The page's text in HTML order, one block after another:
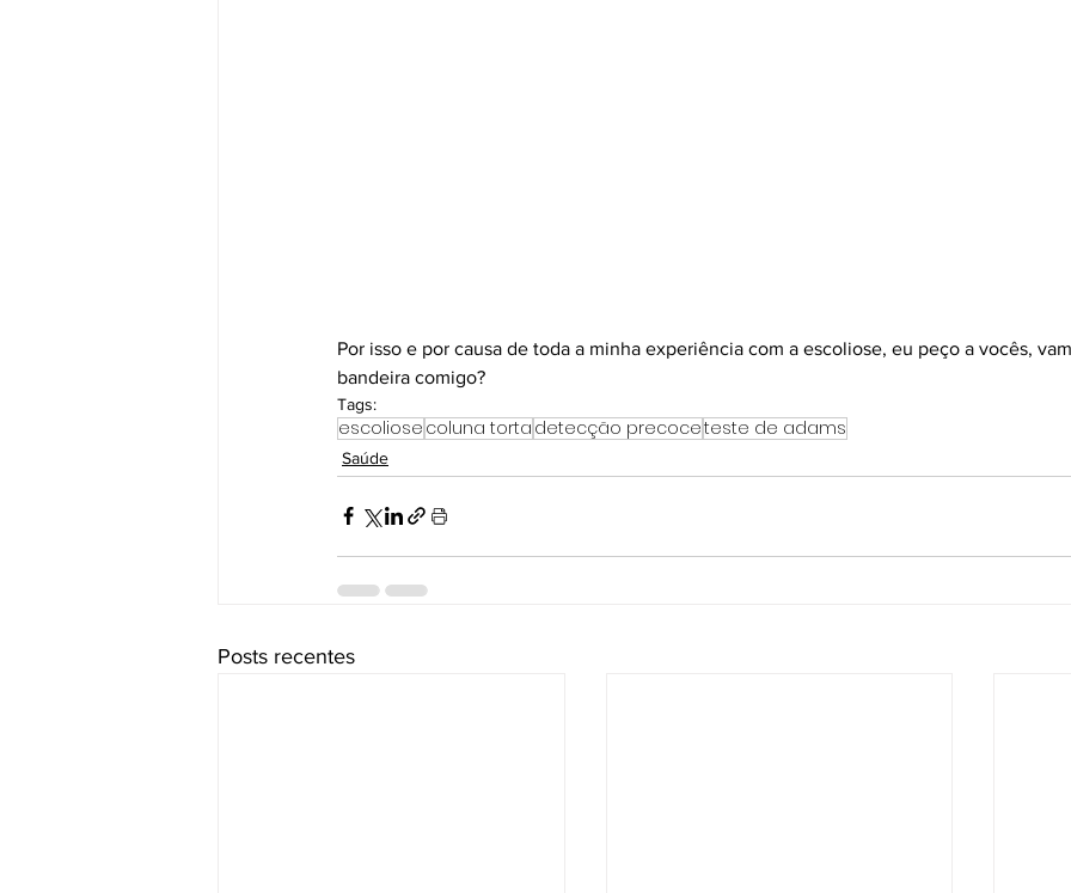
Por isso e por causa de toda a minha experiência com a escoliose, eu peço a vocês,
bandeira comigo?
Tags:
escoliose coluna torta detecção precoceteste de adams
Saúde
Posts recentes